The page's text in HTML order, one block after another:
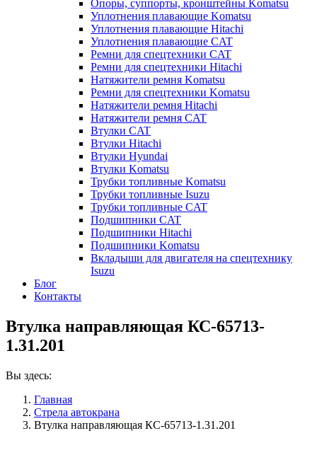
Опоры, суппорты, кронштейны Komatsu
Уплотнения плавающие Komatsu
Уплотнения плавающие Hitachi
Уплотнения плавающие CAT
Ремни для спецтехники CAT
Ремни для спецтехники Hitachi
Натяжители ремня Komatsu
Ремни для спецтехники Komatsu
Натяжители ремня Hitachi
Натяжители ремня CAT
Втулки CAT
Втулки Hitachi
Втулки Hyundai
Втулки Komatsu
Трубки топливные Komatsu
Трубки топливные Isuzu
Трубки топливные CAT
Подшипники CAT
Подшипники Hitachi
Подшипники Komatsu
Вкладыши для двигателя на спецтехнику
Isuzu
Блог
Контакты
Втулка направляющая КС-65713-
1.31.201
Вы здесь:
Главная
Стрела автокрана
Втулка направляющая КС-65713-1.31.201